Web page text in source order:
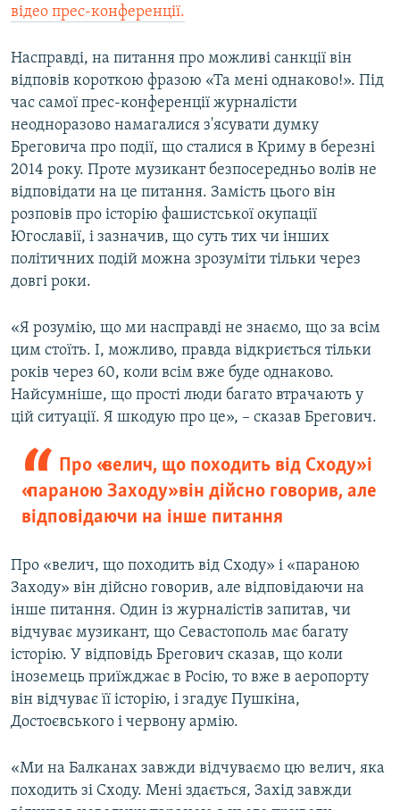
відео прес-конференції.
Насправді, на питання про можливі санкції він
відповів короткою фразою «Та мені однаково!». Під
час самої прес-конференції журналісти
неодноразово намагалися з'ясувати думку
Бреговича про події, що сталися в Криму в березні
2014 року. Проте музикант безпосередньо волів не
відповідати на це питання. Замість цього він
розповів про історію фашистської окупації
Югославії, і зазначив, що суть тих чи інших
політичних подій можна зрозуміти тільки через
довгі роки.
«Я розумію, що ми насправді не знаємо, що за всім
цим стоїть. І, можливо, правда відкриється тільки
років через 60, коли всім вже буде однаково.
Найсумніше, що прості люди багато втрачають у
цій ситуації. Я шкодую про це», – сказав Брегович.
Про «велич, що походить від Сходу» і
«параною Заходу» він дійсно говорив, але
відповідаючи на інше питання
Про «велич, що походить від Сходу» і «параною
Заходу» він дійсно говорив, але відповідаючи на
інше питання. Один із журналістів запитав, чи
відчуває музикант, що Севастополь має багату
історію. У відповідь Брегович сказав, що коли
іноземець приїжджає в Росію, то вже в аеропорту
він відчуває її історію, і згадує Пушкіна,
Достоєвського і червону армію.
«Ми на Балканах завжди відчуваємо цю велич, яка
походить зі Сходу. Мені здається, Захід завжди